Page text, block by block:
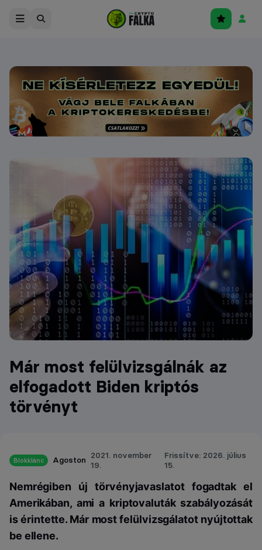
Már most felülvizsgálnák az
elfogadott Biden kriptós
törvényt
Blokklánc Agoston 2021. november
19.
Frissítve: 2026. július
15.
Nemrégiben új törvényjavaslatot fogadtak el
Amerikában, ami a kriptovaluták szabályozását
is érintette. Már most felülvizsgálatot nyújtottak
be ellene.